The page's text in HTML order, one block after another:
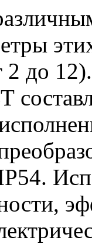
2 до